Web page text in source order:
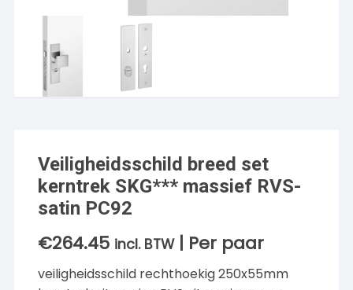
Veiligheidsschild breed set
kerntrek SKG*** massief RVS-
satin PC92
€264.45 incl. BTW | Per paar
veiligheidsschild rechthoekig 250x55mm